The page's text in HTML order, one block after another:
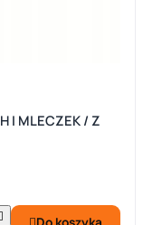
I MLECZEK / Z